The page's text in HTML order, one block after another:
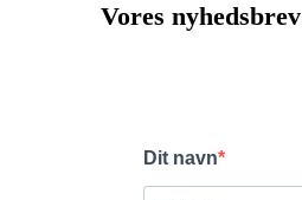
Vores nyhedsbrev